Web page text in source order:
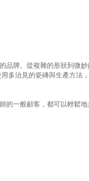
牌。從複雜的形狀到微
多治見的瓷磚與生產方法
一般顧客，都可以輕鬆